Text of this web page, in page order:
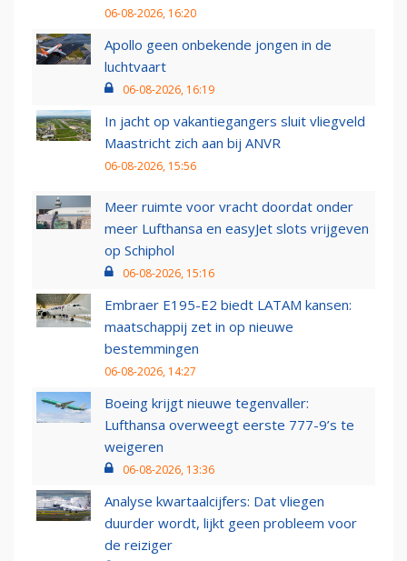
06-08-2026, 16:20
Apollo geen onbekende jongen in de
luchtvaart
06-08-2026, 16:19
In jacht op vakantiegangers sluit vliegveld
Maastricht zich aan bij ANVR
06-08-2026, 15:56
Meer ruimte voor vracht doordat onder
meer Lufthansa en easyJet slots vrijgeven
op Schiphol
06-08-2026, 15:16
Embraer E195-E2 biedt LATAM kansen:
maatschappij zet in op nieuwe
bestemmingen
06-08-2026, 14:27
Boeing krijgt nieuwe tegenvaller:
Lufthansa overweegt eerste 777-9’s te
weigeren
06-08-2026, 13:36
Analyse kwartaalcijfers: Dat vliegen
duurder wordt, lijkt geen probleem voor
de reiziger